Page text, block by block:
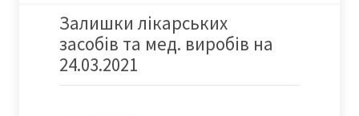
Залишки лікарських
засобів та мед. виробів на
24.03.2021